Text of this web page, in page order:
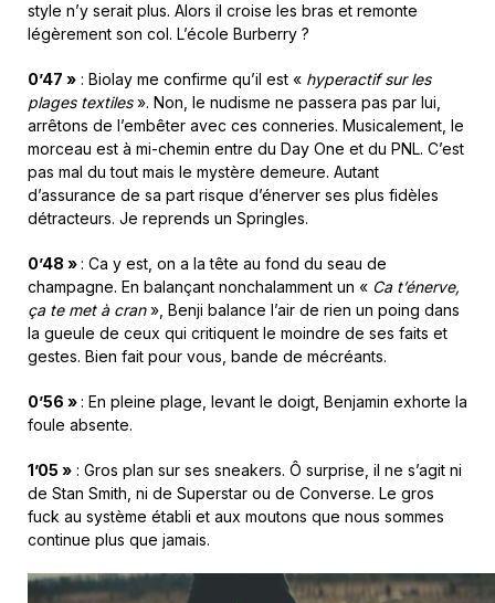
style n’y serait plus. Alors il croise les bras et remonte
légèrement son col. L’école Burberry ?
0’47 » : Biolay me confirme qu’il est « hyperactif sur les
plages textiles». Non, le nudisme ne passera pas par lui,
arrêtons de l’embêter avec ces conneries. Musicalement, le
morceau est à mi-chemin entre du Day One et du PNL. C’est
pas mal du tout mais le mystère demeure. Autant
d’assurance de sa part risque d’énerver ses plus fidèles
détracteurs. Je reprends un Springles.
0’48 »: Ca y est, on a la tête au fond du seau de
champagne. En balançant nonchalamment un « Ca t’énerve,
ça te met à cran», Benji balance l’air de rien un poing dans
la gueule de ceux qui critiquent le moindre de ses faits et
gestes. Bien fait pour vous, bande de mécréants.
0’56 »: En pleine plage, levant le doigt, Benjamin exhorte la
foule absente.
1’05 » : Gros plan sur ses sneakers. Ô surprise, il ne s’agit ni
de Stan Smith, ni de Superstar ou de Converse. Le gros
fuck au système établi et aux moutons que nous sommes
continue plus que jamais.